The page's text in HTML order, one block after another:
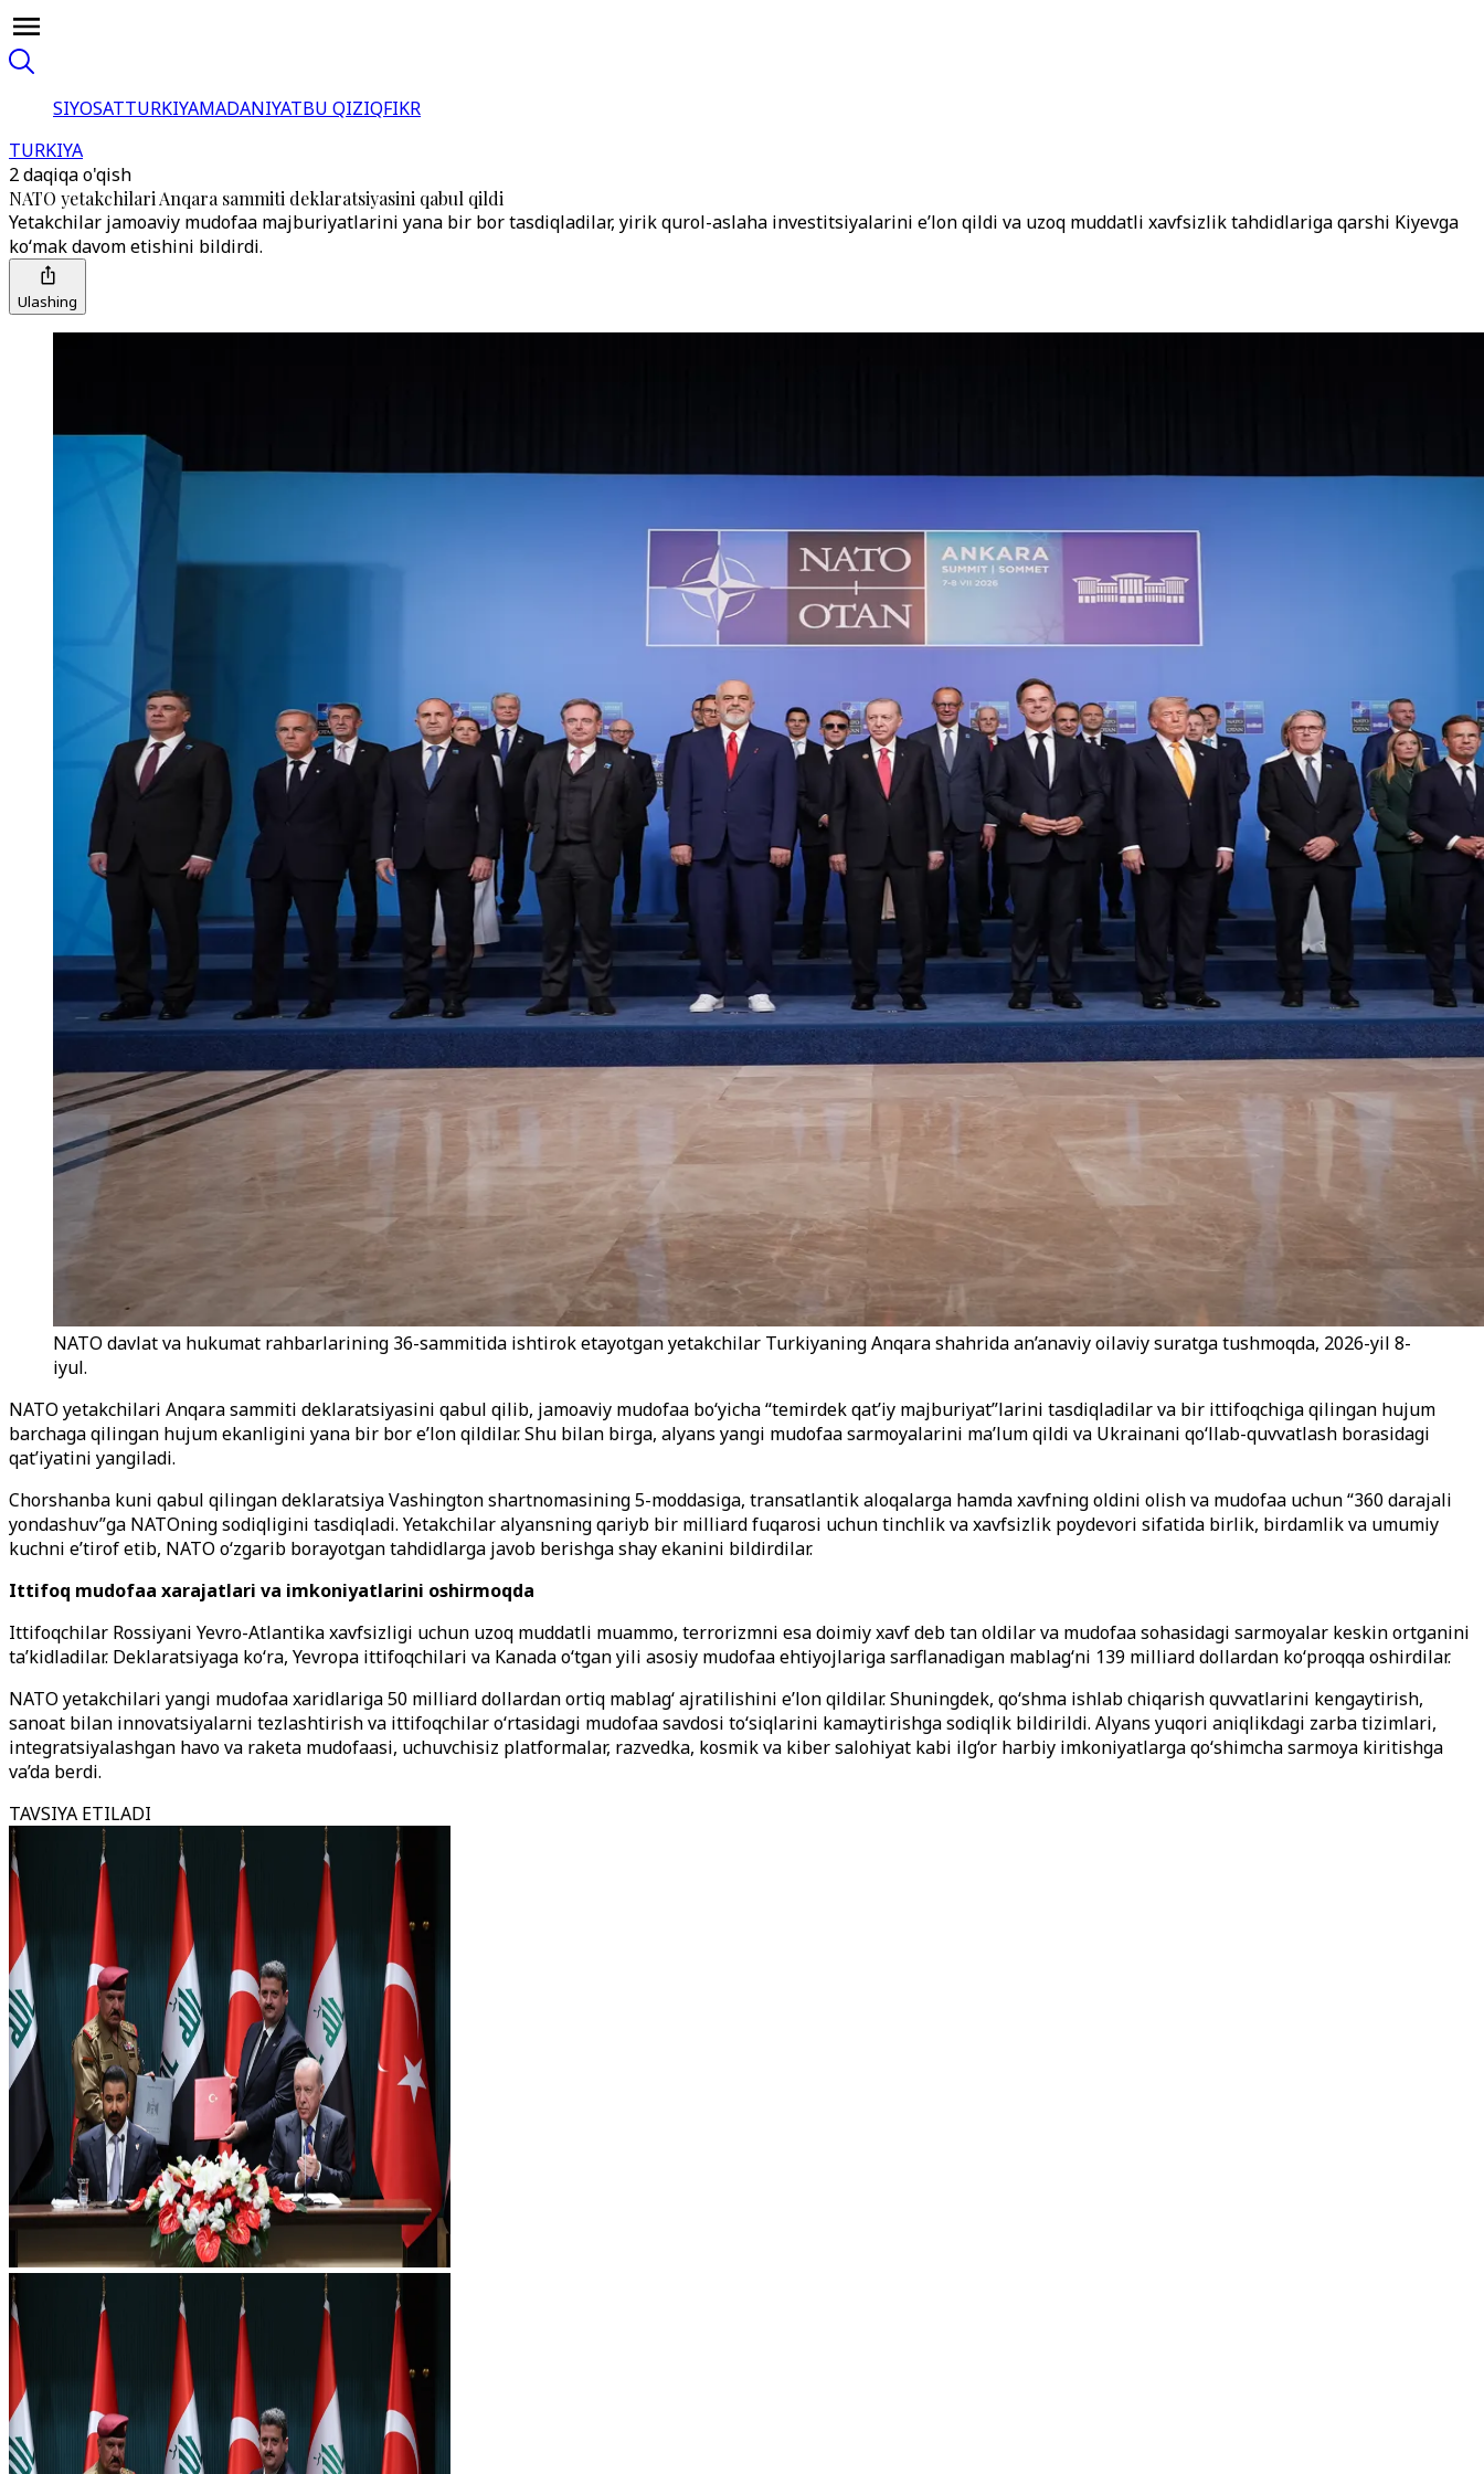
SIYOSATTURKIYAMADANIYATBU QIZIQFIKR
TURKIYA
2 daqiqa o'qish
NATO yetakchilari Anqara sammiti deklaratsiyasini qabul qildi
Yetakchilar jamoaviy mudofaa majburiyatlarini yana bir bor tasdiqladilar, yirik qurol-aslaha investitsiyalarini e’lon qildi va uzoq muddatli xavfsizlik tahdidlariga qarshi Kiyevga
ko‘mak davom etishini bildirdi.
Ulashing
NATO davlat va hukumat rahbarlarining 36-sammitida ishtirok etayotgan yetakchilar Turkiyaning Anqara shahrida an’anaviy oilaviy suratga tushmoqda, 2026-yil 8-
iyul.
NATO yetakchilari Anqara sammiti deklaratsiyasini qabul qilib, jamoaviy mudofaa bo‘yicha “temirdek qat’iy majburiyat”larini tasdiqladilar va bir ittifoqchiga qilingan hujum
barchaga qilingan hujum ekanligini yana bir bor e’lon qildilar. Shu bilan birga, alyans yangi mudofaa sarmoyalarini ma’lum qildi va Ukrainani qo‘llab-quvvatlash borasidagi
qat’iyatini yangiladi.
Chorshanba kuni qabul qilingan deklaratsiya Vashington shartnomasining 5-moddasiga, transatlantik aloqalarga hamda xavfning oldini olish va mudofaa uchun “360 darajali
yondashuv”ga NATOning sodiqligini tasdiqladi. Yetakchilar alyansning qariyb bir milliard fuqarosi uchun tinchlik va xavfsizlik poydevori sifatida birlik, birdamlik va umumiy
kuchni e’tirof etib, NATO o‘zgarib borayotgan tahdidlarga javob berishga shay ekanini bildirdilar.
Ittifoq mudofaa xarajatlari va imkoniyatlarini oshirmoqda
Ittifoqchilar Rossiyani Yevro-Atlantika xavfsizligi uchun uzoq muddatli muammo, terrorizmni esa doimiy xavf deb tan oldilar va mudofaa sohasidagi sarmoyalar keskin ortganini
ta’kidladilar. Deklaratsiyaga ko‘ra, Yevropa ittifoqchilari va Kanada o‘tgan yili asosiy mudofaa ehtiyojlariga sarflanadigan mablag‘ni 139 milliard dollardan ko‘proqqa oshirdilar.
NATO yetakchilari yangi mudofaa xaridlariga 50 milliard dollardan ortiq mablag‘ ajratilishini e’lon qildilar. Shuningdek, qo‘shma ishlab chiqarish quvvatlarini kengaytirish,
sanoat bilan innovatsiyalarni tezlashtirish va ittifoqchilar o‘rtasidagi mudofaa savdosi to‘siqlarini kamaytirishga sodiqlik bildirildi. Alyans yuqori aniqlikdagi zarba tizimlari,
integratsiyalashgan havo va raketa mudofaasi, uchuvchisiz platformalar, razvedka, kosmik va kiber salohiyat kabi ilg‘or harbiy imkoniyatlarga qo‘shimcha sarmoya kiritishga
va’da berdi.
TAVSIYA ETILADI